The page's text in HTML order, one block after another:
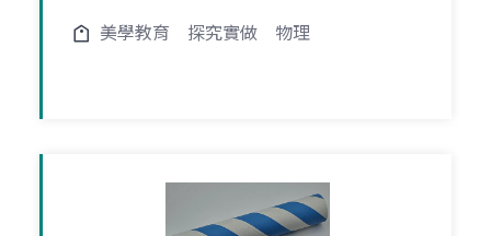
美學教育 探究實做 物理